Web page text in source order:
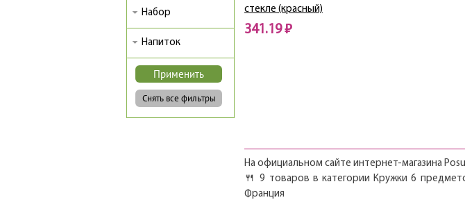
Набор
Напиток
стекле (красный)
341.19 ₽
На официальном сайте интернет-магазина
🍴 9 товаров в категории Кружки 6
Франция